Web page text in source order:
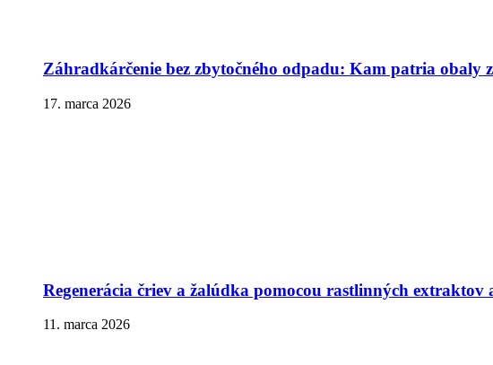
Záhradkárčenie bez zbytočného odpadu: Kam patria obaly
17. marca 2026
Regenerácia čriev a žalúdka pomocou rastlinných extraktov
11. marca 2026